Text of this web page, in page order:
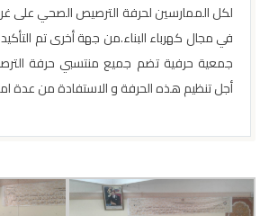
لكل الممارسين لحرفة الترصيص الصحي على
في مجال كهرباء البناء.من جهة أخرى تم
جمعية حرفية تضم جميع منتسبي حرفة
أجل تنظيم هذه الحرفة و الاستفادة من عدة